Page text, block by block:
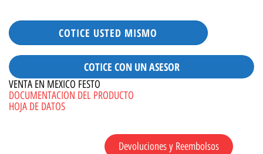
COTICE USTED MISMO
COTICE CON UN ASESOR
VENTA EN MEXICO FESTO
DOCUMENTACION DEL PRODUCTO
HOJA DE DATOS
Devoluciones y Reembolsos